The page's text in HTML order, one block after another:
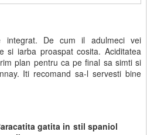
integrat. De cum il adulmeci vei
si iarba proaspat cosita. Aciditatea
plan pentru ca pe final sa simti si
Iti recomand sa-l servesti bine
gatita in stil spaniol